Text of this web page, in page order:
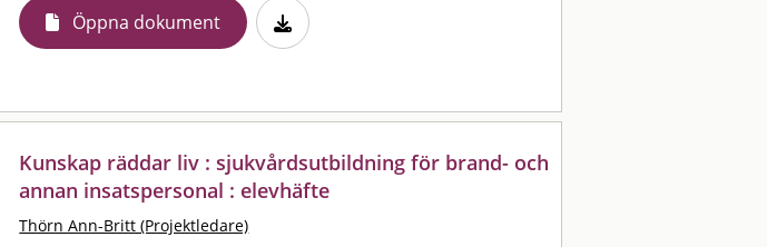
Öppna dokument
Kunskap räddar liv : sjukvårdsutbildning för brand- och
annan insatspersonal : elevhäfte
Thörn Ann-Britt (Projektledare)